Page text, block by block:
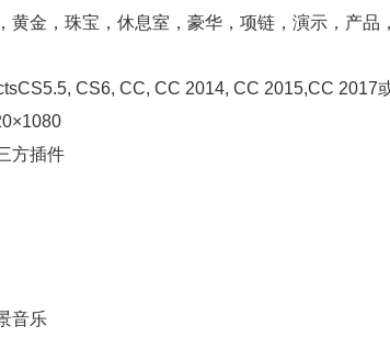
黄金，珠宝，休息室，豪华，项链，演示，产
CS6, CC, CC 2014, CC 2015,CC 2017
方插件
音乐